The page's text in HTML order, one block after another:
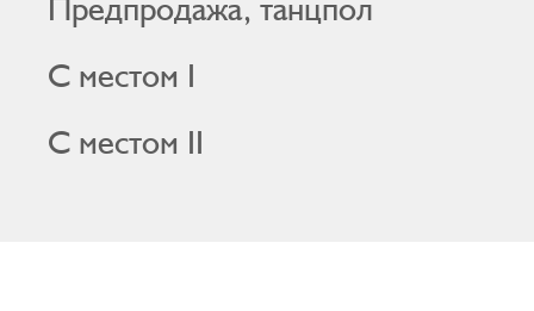
Предпродажа, танцпол
С местом I
С местом II